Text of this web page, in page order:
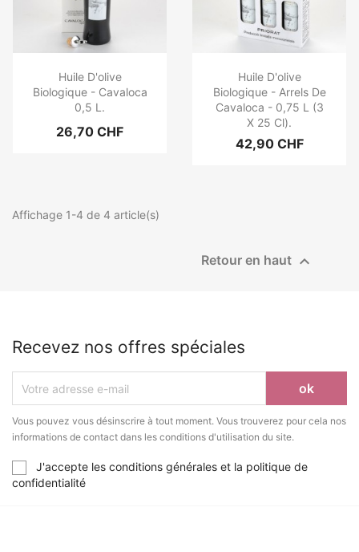
Huile D'olive
Biologique - Cavaloca
0,5 L.
26,70 CHF
Huile D'olive
Biologique - Arrels De
Cavaloca - 0,75 L (3
X 25 Cl).
42,90 CHF
Affichage 1-4 de 4 article(s)
Retour en haut 
Recevez nos offres spéciales
Vous pouvez vous désinscrire à tout moment. Vous trouverez pour cela nos
informations de contact dans les conditions d'utilisation du site.
J'accepte les conditions générales et la politique de
confidentialité